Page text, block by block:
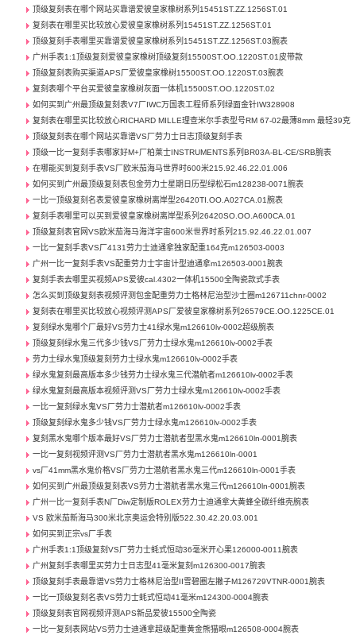
顶级复刻表在哪个网站买靠谱爱彼皇家橡树系列15451ST.ZZ.1256ST.01
复刻表在哪里买比较放心爱彼皇家橡树系列15451ST.ZZ.1256ST.01
顶级复刻手表哪里买靠谱爱彼皇家橡树系列15451ST.ZZ.1256ST.03腕表
广州手表1:1顶级复刻爱彼皇家橡树顶级复刻15500ST.OO.1220ST.01皮带款
顶级复刻表购买渠道APS厂爱彼皇家橡树15500ST.OO.1220ST.03腕表
复刻表哪个平台买爱彼皇家橡树灰面一体机15500ST.OO.1220ST.02
如何买到广州最顶级复刻表V7厂IWC万国表工程师系列绿面金针IW328908
复刻表在哪里买比较放心RICHARD MILLE理查米尔手表型号RM 67-02最薄8mm 最轻39克
顶级复刻表在哪个网站买靠谱VS厂劳力士日志顶级复刻手表
顶级一比一复刻手表哪家好M+厂柏莱士INSTRUMENTS系列BR03A-BL-CE/SRB腕表
在哪能买到复刻手表VS厂欧米茄海马世界时600米215.92.46.22.01.006
如何买到广州最顶级复刻表包金劳力士星期日历型绿松石m128238-0071腕表
一比一顶级复刻名表爱彼皇家橡树离岸型26420TI.OO.A027CA.01腕表
复刻手表哪里可以买到爱彼皇家橡树离岸型系列26420SO.OO.A600CA.01
顶级复刻表官网VS欧米茄海马海洋宇宙600米世界时系列215.92.46.22.01.007
一比一复刻手表VS厂4131劳力士迪通拿独家配重164克m126503-0003
广州一比一复刻手表VS配重劳力士宇宙计型迪通拿m126503-0001腕表
复刻手表去哪里买视频APS爱彼cal.4302一体机15500全陶瓷款式手表
怎么买到顶级复刻表视频评测包金配重劳力士格林尼治型沙士圈m126711chnr-0002
复刻表在哪里买比较放心视频评测APS厂爱彼皇家橡树系列26579CE.OO.1225CE.01
复刻绿水鬼哪个厂最好VS劳力士41绿水鬼m126610lv-0002超级腕表
顶级复刻绿水鬼三代多少钱VS厂劳力士绿水鬼m126610lv-0002手表
劳力士绿水鬼顶级复刻劳力士绿水鬼m126610lv-0002手表
绿水鬼复刻最高版本多少钱劳力士绿水鬼三代潜航者m126610lv-0002手表
绿水鬼复刻最高版本视频评测VS厂劳力士绿水鬼m126610lv-0002手表
一比一复刻绿水鬼VS厂劳力士潜航者m126610lv-0002手表
顶级复刻绿水鬼多少钱VS厂劳力士绿水鬼m126610lv-0002手表
复刻黑水鬼哪个版本最好VS厂劳力士潜航者型黑水鬼m126610ln-0001腕表
一比一复刻视频评测VS厂劳力士潜航者黑水鬼m126610ln-0001
vs厂41mm黑水鬼价格VS厂劳力士潜航者黑水鬼三代m126610ln-0001手表
如何买到广州最顶级复刻表VS劳力士潜航者黑水鬼三代m126610ln-0001腕表
广州一比一复刻手表N厂Diw定制版ROLEX劳力士迪通拿大黄蜂全碳纤维壳腕表
VS 欧米茄新海马300米北京奥运会特别版522.30.42.20.03.001
如何买到正宗vs厂手表
广州手表1:1顶级复刻VS厂劳力士蚝式恒动36毫米开心果126000-0011腕表
广州复刻手表哪里买劳力士日志型41毫米复刻m126300-0017腕表
顶级复刻手表最靠谱VS劳力士格林尼治型II雪碧圈左撇子M126729VTNR-0001腕表
一比一顶级复刻名表VS劳力士蚝式恒动41毫米m124300-0004腕表
顶级复刻表官网视频评测APS新品爱彼15500全陶瓷
一比一复刻表网站VS劳力士迪通拿超级配重黄金熊猫眼m126508-0004腕表